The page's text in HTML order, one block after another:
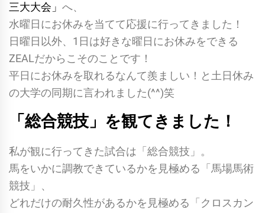
三大大会」 へ、
水曜日にお休みを当てて応援に行ってきました！
日曜日以外、1日は好きな曜日にお休みをできる
ZEALだからこそのことです！
平日にお休みを取れるなんて羨ましい！と土日休み
の大学の同期に言われました(^^)笑
「総合競技」を観てきました！
私が観に行ってきた試合は「総合競技」。
馬をいかに調教できているかを見極める「馬場馬術
競技」、
どれだけの耐久性があるかを見極める「クロスカン